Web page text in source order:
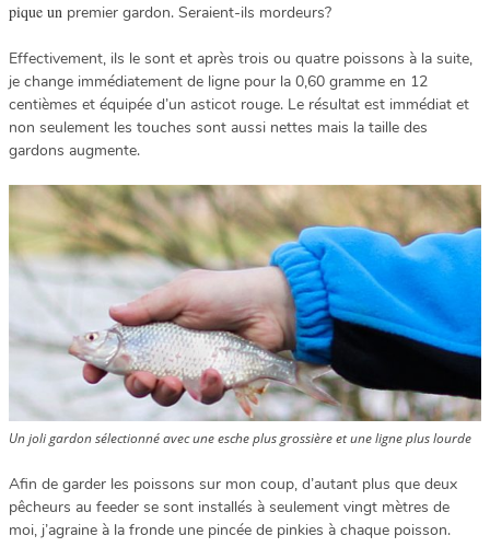
pique un premier gardon. Seraient-ils mordeurs?
Effectivement, ils le sont et après trois ou quatre poissons à la suite,
je change immédiatement de ligne pour la 0,60 gramme en 12
centièmes et équipée d’un asticot rouge. Le résultat est immédiat et
non seulement les touches sont aussi nettes mais la taille des
gardons augmente.
Un joli gardon sélectionné avec une esche plus grossière et une ligne plus lourde
Afin de garder les poissons sur mon coup, d’autant plus que deux
pêcheurs au feeder se sont installés à seulement vingt mètres de
moi, j’agraine à la fronde une pincée de pinkies à chaque poisson.